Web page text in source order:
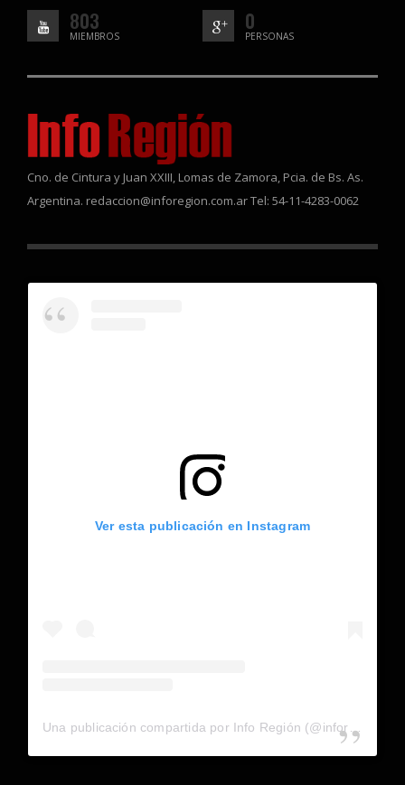
803
MIEMBROS
0
PERSONAS
Cno. de Cintura y Juan XXIII, Lomas de Zamora, Pcia. de Bs. As.
Argentina. redaccion@inforegion.com.ar Tel: 54-11-4283-0062
Ver esta publicación en Instagram
Una publicación compartida por Info Región (@inforegion_redes)